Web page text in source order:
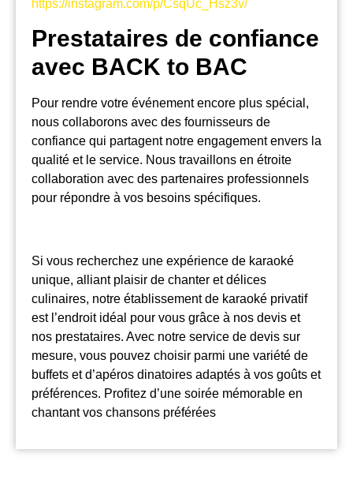
https://instagram.com/p/CsqUc_Hsz3v/
Prestataires de confiance
avec BACK to BAC
Pour rendre votre événement encore plus spécial,
nous collaborons avec des fournisseurs de
confiance qui partagent notre engagement envers la
qualité et le service. Nous travaillons en étroite
collaboration avec des partenaires professionnels
pour répondre à vos besoins spécifiques.
Si vous recherchez une expérience de karaoké
unique, alliant plaisir de chanter et délices
culinaires, notre établissement de karaoké privatif
est l’endroit idéal pour vous grâce à nos devis et
nos prestataires. Avec notre service de devis sur
mesure, vous pouvez choisir parmi une variété de
buffets et d’apéros dinatoires adaptés à vos goûts et
préférences. Profitez d’une soirée mémorable en
chantant vos chansons préférées